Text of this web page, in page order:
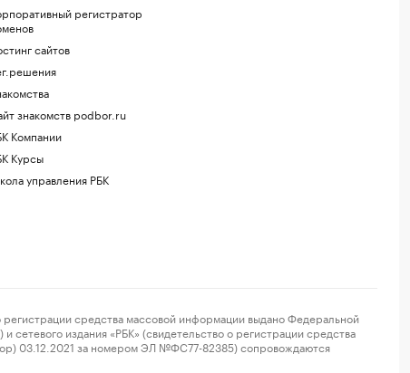
регистратор
сайтов
знакомств podbor.ru
Компании
Курсы
управления РБК
средства массовой информации выдано Федеральной
издания «РБК» (свидетельство о регистрации средства
03.12.2021 за номером ЭЛ №ФС77-82385) сопровождаются